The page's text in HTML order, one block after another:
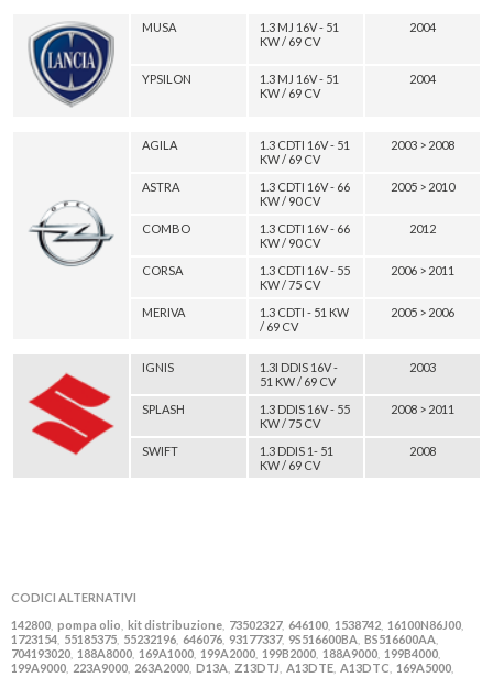
MUSA
1.3 MJ 16V - 51
KW / 69 CV
2004
YPSILON
1.3 MJ 16V - 51
KW / 69 CV
2004
AGILA
1.3 CDTI 16V - 51
KW / 69 CV
2003 > 2008
ASTRA
1.3 CDTI 16V - 66
KW / 90 CV
2005 > 2010
COMBO
1.3 CDTI 16V - 66
KW / 90 CV
2012
CORSA
1.3 CDTI 16V - 55
KW / 75 CV
2006 > 2011
MERIVA
1.3 CDTI - 51 KW
/ 69 CV
2005 > 2006
IGNIS
1.3I DDIS 16V -
51 KW / 69 CV
2003
SPLASH
1.3 DDIS 16V - 55
KW / 75 CV
2008 > 2011
SWIFT
1.3 DDIS 1- 51
KW / 69 CV
2008
CODICI ALTERNATIVI
142800 pompa olio kit distribuzione 73502327, 646100 1538742 16100N86J00
1723154 55185375 55232196 646076 93177337, 9S516600BA BS516600AA
704193020 188A8000 169A1000 199A2000 199B2000 188A9000 199B4000
199A9000 223A9000 263A2000 D13A Z13DTJ A13DTE A13DTC 169A5000